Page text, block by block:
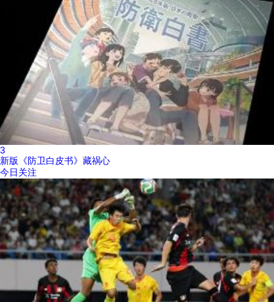
3
新版《防卫白皮书》藏祸心
今日关注